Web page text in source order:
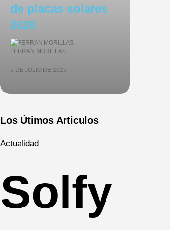
de placas solares
2026
FERRAN MORILLAS
5 DE JULIO DE 2025
Los Útimos Articulos
Actualidad
Solfy